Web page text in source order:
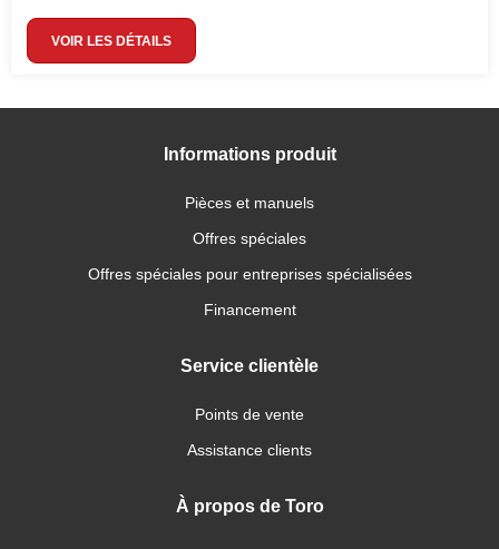
VOIR LES DÉTAILS
Informations produit
Pièces et manuels
Offres spéciales
Offres spéciales pour entreprises spécialisées
Financement
Service clientèle
Points de vente
Assistance clients
À propos de Toro